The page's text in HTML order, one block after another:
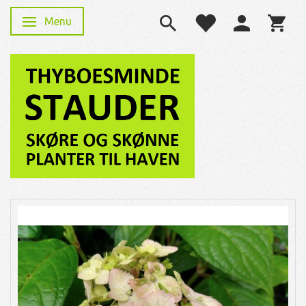
Skifte navigation
Menu